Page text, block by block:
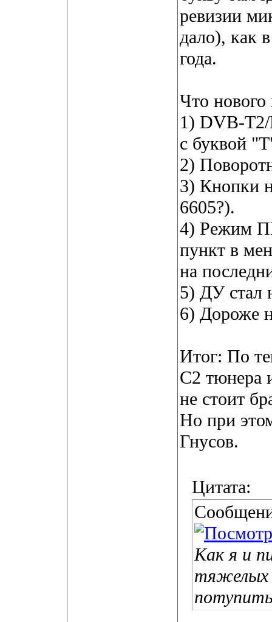
ревизии
дало), как
года.
Что
1) DVB-
с буквой
2)
3) Кнопки
6605?).
4) Режим
пункт в
на
5) ДУ стал
6) Дороже
Итог: По
C2 тюнера
не стоит
Но при
Гнусов.
Цитата:
Как я и
тяжелых